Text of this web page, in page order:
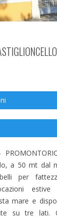
a 50 mt dal
per
estive
mare e
su tre lati.